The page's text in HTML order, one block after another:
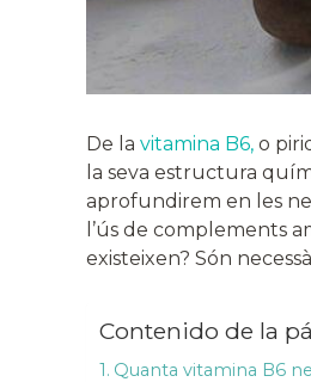
De la vitamina B6, o
la seva estructura
aprofundirem en les
l’ús de complements
existeixen? Són
Contenido de la
Quanta vitamina B6